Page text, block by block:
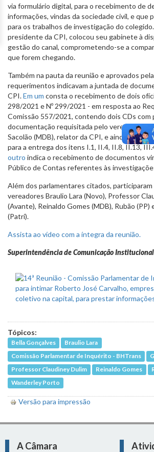
via formulário digital, para o recebimento de
informações, vindas da sociedade civil, e que
para os trabalhos de investigação do
presidente da CPI, colocou seu gabinete à
gestão do canal, comprometendo-se a
que forem chegando.
Também na pauta da reunião e aprovados
requerimentos indicavam a juntada de
CPI.Em um consta o recebimento de dois
298/2021 e Nº 299/2021 - em resposta ao
Comissão 557/2021, contendo dois CDs com
documentação requisitada pelo vereador
Sacolão (MDB), relator da CPI, e ainda pedido
para a entrega dos itens I.1, II.4, II.8, II.13,
outro indica o recebimento de documentos
Público de Contas referentes às
Além dos parlamentares citados, participaram
vereadores Braulio Lara (Novo), Professor
(Avante), Reinaldo Gomes (MDB), Rubão (PP)
(Patri).
Assista ao vídeo com a íntegra da reunião.
Superintendência de Comunicação Institucional
Tópicos:
Bella Gonçalves
Braulio Lara
Comissão Parlamentar de Inquérito - BHTrans
Professor Claudiney Dulim
Reinaldo Gomes
Wanderley Porto
Versão para impressão
A Câmara